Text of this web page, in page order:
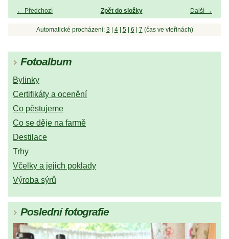
← Předchozí Další →
Zpět do složky
Automatické procházení: 3 4| 5| 6 7 (čas ve vteřinách)
Fotoalbum
Bylinky
Certifikáty a ocenění
Co pěstujeme
Co se děje na farmě
Destilace
Trhy
Včelky a jejich poklady
Výroba sýrů
Poslední fotografie